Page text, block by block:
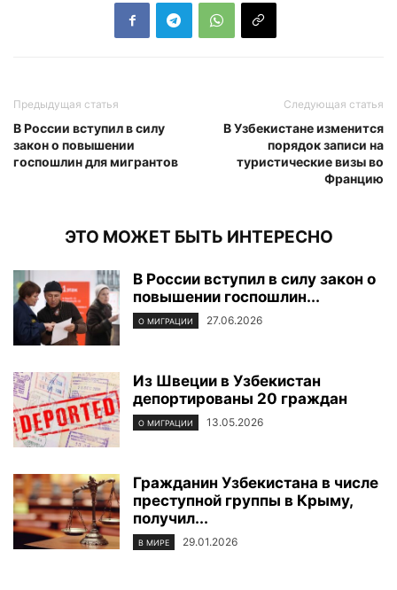
Предыдущая статья
В России вступил в силу
закон о повышении
госпошлин для мигрантов
Следующая статья
В Узбекистане изменится
порядок записи на
туристические визы во
Францию
ЭТО МОЖЕТ БЫТЬ ИНТЕРЕСНО
В России вступил в силу закон о
повышении госпошлин...
О МИГРАЦИИ 27.06.2026
Из Швеции в Узбекистан
депортированы 20 граждан
О МИГРАЦИИ 13.05.2026
Гражданин Узбекистана в числе
преступной группы в Крыму,
получил...
В МИРЕ 29.01.2026